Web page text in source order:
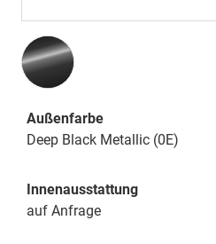
Außenfarbe
Deep Black Metallic (0E)
Innenausstattung
auf Anfrage